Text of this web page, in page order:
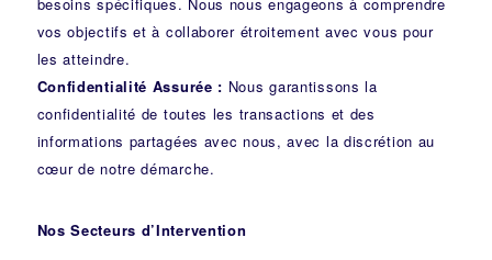
vos objectifs et à collaborer étroitement avec vous pour
les atteindre.
Confidentialité Assurée : Nous garantissons la
confidentialité de toutes les transactions et des
informations partagées avec nous, avec la discrétion au
cœur de notre démarche.
Nos Secteurs d’Intervention